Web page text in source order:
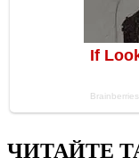
ЧИТАЙТЕ